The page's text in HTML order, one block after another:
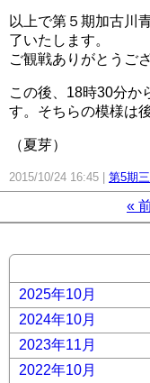
以上で第５期加古川
了いたします。
ご観戦ありがとうご
この後、18時30分か
す。そちらの模様は
（夏芽）
2015/10/24 16:45 第5期
«
2025年10月
2024年10月
2023年11月
2022年10月